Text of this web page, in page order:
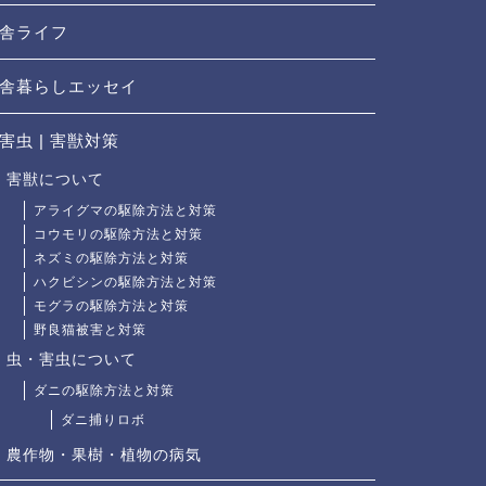
ライフ
暮らしエッセイ
虫 | 害獣対策
害獣について
アライグマの駆除方法と対策
コウモリの駆除方法と対策
ネズミの駆除方法と対策
ハクビシンの駆除方法と対策
モグラの駆除方法と対策
野良猫被害と対策
虫・害虫について
ダニの駆除方法と対策
ダニ捕りロボ
農作物・果樹・植物の病気